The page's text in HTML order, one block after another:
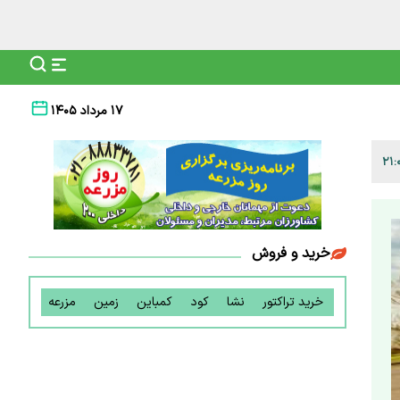
۱۷ مرداد ۱۴۰۵
خرید و فروش
خرید تراکتور نشا کود کمباین زمین مزرعه